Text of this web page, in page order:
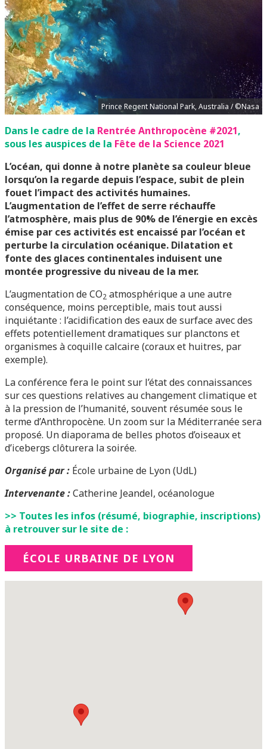
Prince Regent National Park, Australia / ©Nasa
Dans le cadre de la Rentrée Anthropocène #2021,
sous les auspices de la Fête de la Science 2021
L’océan, qui donne à notre planète sa couleur bleue
lorsqu’on la regarde depuis l’espace, subit de plein
fouet l’impact des activités humaines.
L’augmentation de l’effet de serre réchauffe
l’atmosphère, mais plus de 90% de l’énergie en excès
émise par ces activités est encaissé par l’océan et
perturbe la circulation océanique. Dilatation et
fonte des glaces continentales induisent une
montée progressive du niveau de la mer.
L’augmentation de CO2 atmosphérique a une autre
conséquence, moins perceptible, mais tout aussi
inquiétante : l’acidification des eaux de surface avec des
effets potentiellement dramatiques sur planctons et
organismes à coquille calcaire (coraux et huitres, par
exemple).
La conférence fera le point sur l’état des connaissances
sur ces questions relatives au changement climatique et
à la pression de l’humanité, souvent résumée sous le
terme d’Anthropocène. Un zoom sur la Méditerranée sera
proposé. Un diaporama de belles photos d’oiseaux et
d’icebergs clôturera la soirée.
Organisé par : École urbaine de Lyon (UdL)
Intervenante :Catherine Jeandel, océanologue
>> Toutes les infos (résumé, biographie, inscriptions)
à retrouver sur le site de :
ÉCOLE URBAINE DE LYON